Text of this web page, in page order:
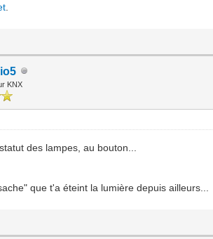
KNX
des lampes, au bouton...
que t'a éteint la lumière depuis ailleurs...